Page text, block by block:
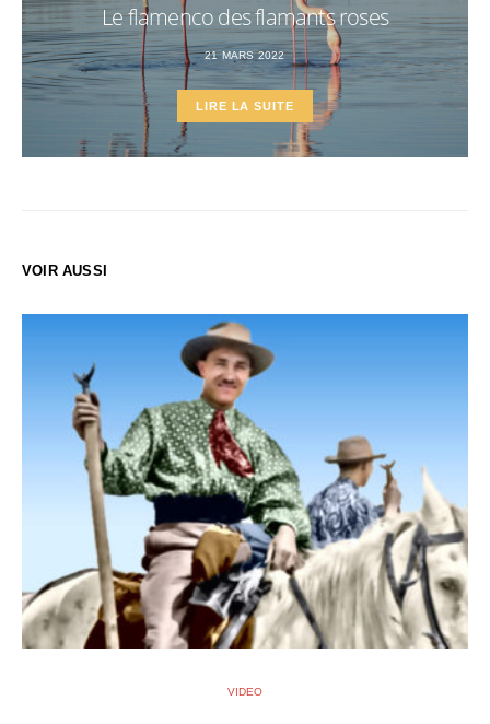
Le flamenco des flamants roses
21 MARS 2022
LIRE LA SUITE
VOIR AUSSI
VIDEO